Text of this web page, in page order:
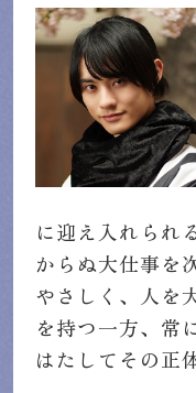
に迎え入れられ
からぬ大仕事を
やさしく、人を
を持つ一方、常
はたしてその正